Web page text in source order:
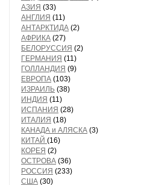
АЗИЯ (33)
АНГЛИЯ (11)
АНТАРКТИДА (2)
АФРИКА (27)
БЕЛОРУССИЯ (2)
ГЕРМАНИЯ (11)
ГОЛЛАНДИЯ (9)
ЕВРОПА (103)
ИЗРАИЛЬ (38)
ИНДИЯ (11)
ИСПАНИЯ (28)
ИТАЛИЯ (18)
КАНАДА и АЛЯСКА (3)
КИТАЙ (16)
КОРЕЯ (2)
ОСТРОВА (36)
РОССИЯ (233)
США (30)